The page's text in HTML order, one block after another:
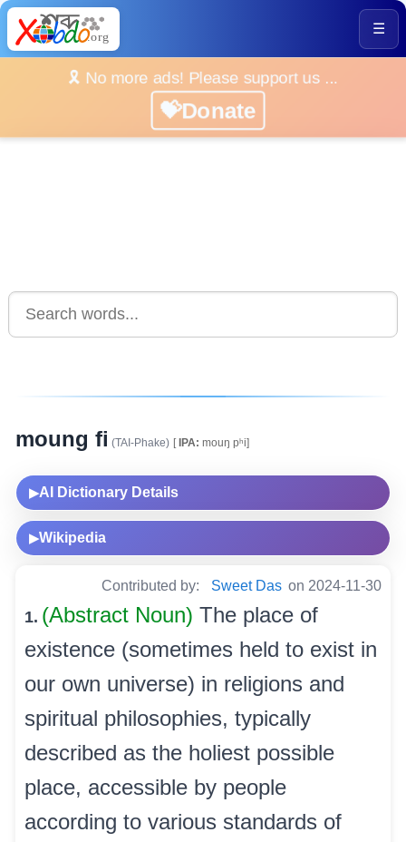
☰
🎗️ No more ads! Please support us ...
💝Donate
moung fi (TAI-Phake) [IPA: mouŋ pʰi]
▶AI Dictionary Details
▶Wikipedia
Contributed by: Sweet Das on 2024-11-30
1. (Abstract Noun) The place of
existence (sometimes held to exist in
our own universe) in religions and
spiritual philosophies, typically
described as the holiest possible
place, accessible by people
according to various standards of